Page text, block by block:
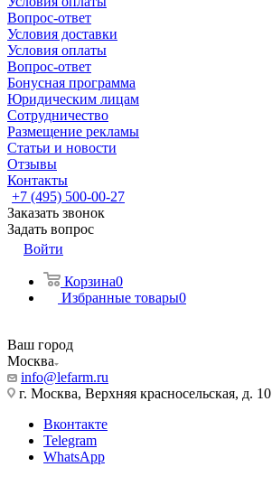
Вопрос-ответ
Условия доставки
Условия оплаты
Вопрос-ответ
Бонусная программа
Юридическим лицам
Сотрудничество
Размещение рекламы
Статьи и новости
Отзывы
Контакты
+7 (495) 500-00-27
Заказать звонок
Задать вопрос
Войти
Корзина0
Избранные товары0
Ваш город
Москва
info@lefarm.ru
г. Москва, Верхняя красносельская, д. 10
Вконтакте
Telegram
WhatsApp